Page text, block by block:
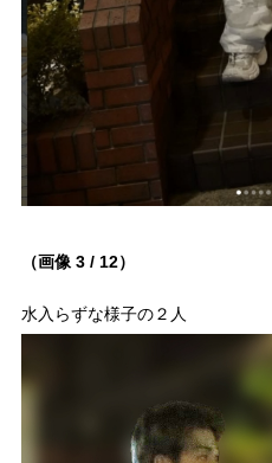
（画像 3 / 12）
水入らずな様子の２人